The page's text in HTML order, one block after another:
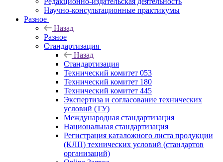
Научно-консультационные практикумы
Разное
Назад
Разное
Стандартизация
Назад
Стандартизация
Технический комитет 053
Технический комитет 180
Технический комитет 445
Экспертиза и согласование технических
условий (ТУ)
Международная стандартизация
Национальная стандартизация
Регистрация каталожного листа продукции
(КЛП) технических условий (стандартов
организаций)